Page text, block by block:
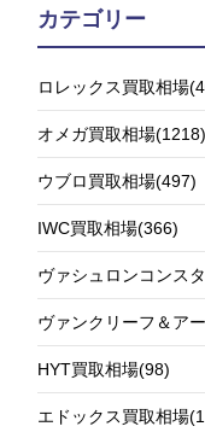
カテゴリー
ロレックス買取相場
オメガ買取相場(1218)
ウブロ買取相場(497)
IWC買取相場(366)
ヴァシュロンコンス
ヴァンクリーフ＆ア
HYT買取相場(98)
エドックス買取相場